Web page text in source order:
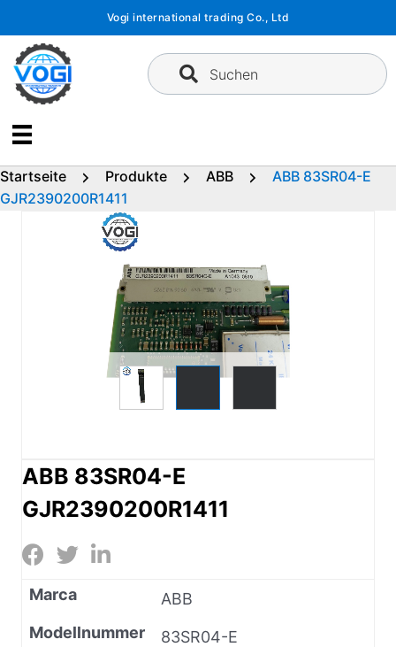
springen
Vogi international trading Co., Ltd
Suchen
Startseite Produkte ABB
ABB 83SR04-E
GJR2390200R1411
ABB 83SR04-E
GJR2390200R1411
Marca
ABB
Modellnummer
83SR04-E